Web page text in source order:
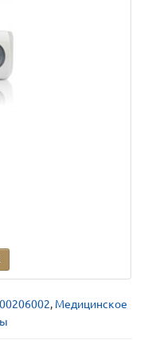
, Медицинское